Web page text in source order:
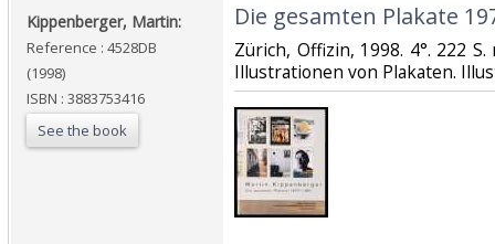
‎Kippenberger, Martin:‎
Reference : 4528DB
(1998)
ISBN : 3883753416
See the book
‎Die gesamten Plakate
‎Zürich, Offizin, 1998. 4°. 222
Illustrationen von Plakaten.